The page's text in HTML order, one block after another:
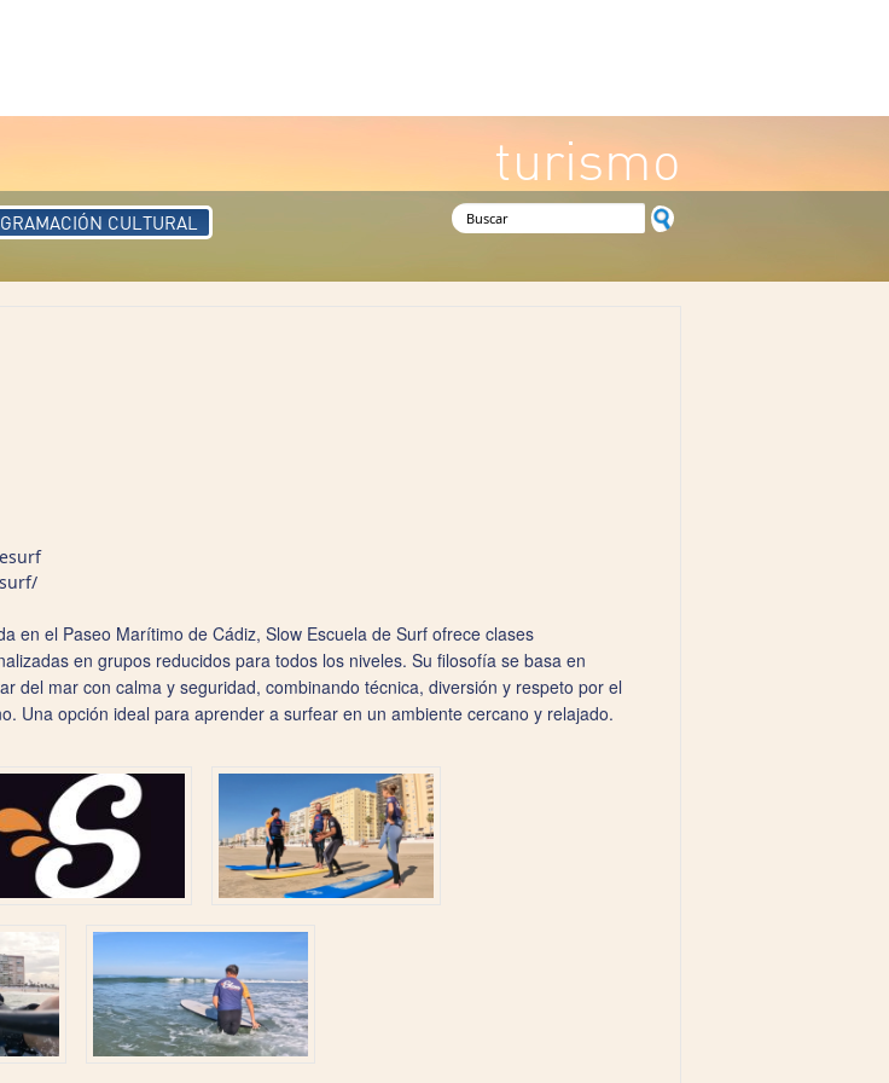
turismo
CULTURAL Formulario de búsqueda
en el Paseo Marítimo de Cádiz, Slow Escuela de Surf ofrece clases
en grupos reducidos para todos los niveles. Su filosofía se basa en
del mar con calma y seguridad, combinando técnica, diversión y respeto por el
Una opción ideal para aprender a surfear en un ambiente cercano y relajado.